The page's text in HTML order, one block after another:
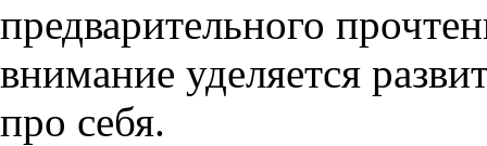
предварительного
внимание уделяется
про себя.